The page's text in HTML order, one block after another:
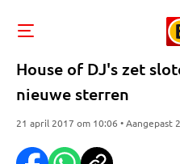
House of DJ's zet
nieuwe sterren
21 april 2017 om 10:06 • Aangepast